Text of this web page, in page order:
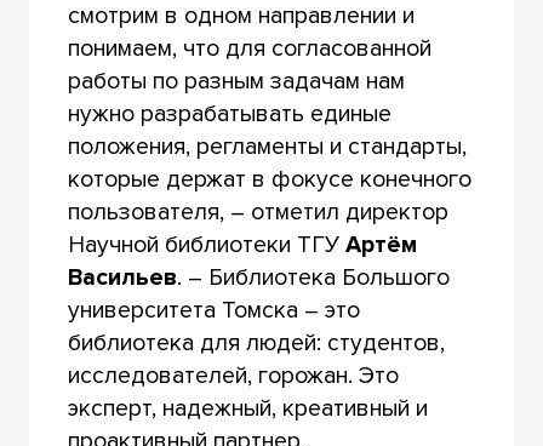
смотрим в одном направлении и
понимаем, что для согласованной
работы по разным задачам нам
нужно разрабатывать единые
положения, регламенты и стандарты,
которые держат в фокусе конечного
пользователя, – отметил директор
Научной библиотеки ТГУ Артём
Васильев. – Библиотека Большого
университета Томска – это
библиотека для людей: студентов,
исследователей, горожан. Это
эксперт, надежный, креативный и